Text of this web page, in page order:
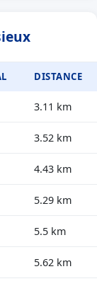
DISTANCE
3.11 km
3.52 km
4.43 km
5.29 km
5.5 km
5.62 km